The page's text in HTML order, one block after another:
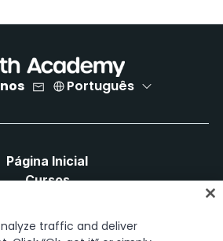
Português
Página Inicial
Cursos
de Carreira
Certificações
traffic and deliver